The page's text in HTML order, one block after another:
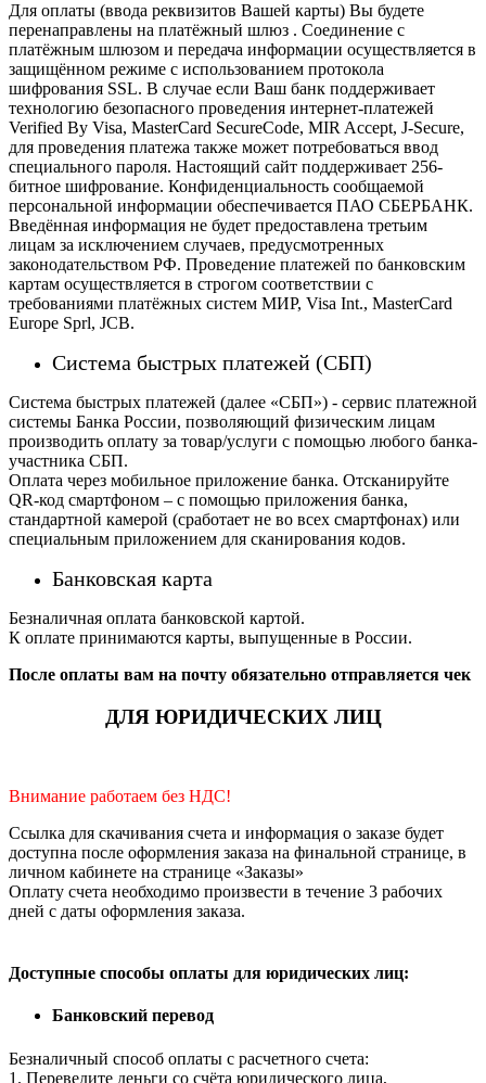
Для оплаты (ввода реквизитов Вашей карты) Вы будете
перенаправлены на платёжный шлюз . Соединение с
платёжным шлюзом и передача информации осуществляется в
защищённом режиме с использованием протокола
шифрования SSL. В случае если Ваш банк поддерживает
технологию безопасного проведения интернет-платежей
Verified By Visa, MasterCard SecureCode, MIR Accept, J-Secure,
для проведения платежа также может потребоваться ввод
специального пароля. Настоящий сайт поддерживает 256-
битное шифрование. Конфиденциальность сообщаемой
персональной информации обеспечивается ПАО СБЕРБАНК.
Введённая информация не будет предоставлена третьим
лицам за исключением случаев, предусмотренных
законодательством РФ. Проведение платежей по банковским
картам осуществляется в строгом соответствии с
требованиями платёжных систем МИР, Visa Int., MasterCard
Europe Sprl, JCB.
Система быстрых платежей (СБП)
Система быстрых платежей (далее «СБП») - сервис платежной
системы Банка России, позволяющий физическим лицам
производить оплату за товар/услуги с помощью любого банка-
участника СБП.
Оплата через мобильное приложение банка. Отсканируйте
QR-код смартфоном – с помощью приложения банка,
стандартной камерой (сработает не во всех смартфонах) или
специальным приложением для сканирования кодов.
Банковская карта
Безналичная оплата банковской картой.
К оплате принимаются карты, выпущенные в России.
После оплаты вам на почту обязательно отправляется чек
ДЛЯ ЮРИДИЧЕСКИХ ЛИЦ
Внимание работаем без НДС!
Ссылка для скачивания счета и информация о заказе будет
доступна после оформления заказа на финальной странице, в
личном кабинете на странице «Заказы»
Оплату счета необходимо произвести в течение 3 рабочих
дней с даты оформления заказа.
Доступные способы оплаты для юридических лиц:
Банковский перевод
Безналичный способ оплаты с расчетного счета:
1. Переведите деньги со счёта юридического лица,